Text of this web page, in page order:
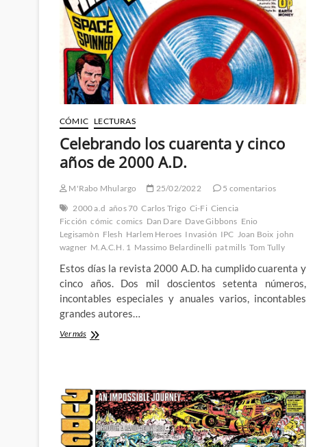
CÓMIC LECTURAS
Celebrando los cuarenta y cinco
años de 2000 A.D.
M'Rabo Mhulargo 25/02/2022
5 comentarios
2000 a.d años 70 Carlos Trigo Ci-Fi Ciencia
Ficción cómic comics Dan Dare Dave Gibbons Enio
Legisamòn Flesh Harlem Heroes Invasión IPC Joan Boix john
wagner M.A.C.H. 1 Massimo Belardinelli pat mills Tom Tully
Estos días la revista 2000 A.D. ha cumplido cuarenta y
cinco años. Dos mil doscientos setenta números,
incontables especiales y anuales varios, incontables
grandes autores…
Ver másCelebrando
años
de
2000
A.D.